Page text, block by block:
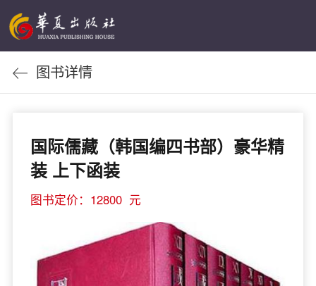
图书详情
国际儒藏（韩国编四书部）豪华精
装 上下函装
图书定价：12800 元